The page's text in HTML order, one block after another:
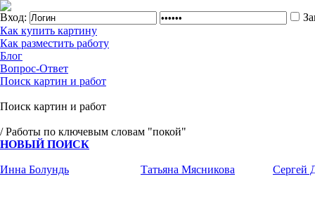
Вход:
Как купить картину
Как разместить работу
Блог
Вопрос-Ответ
Поиск картин и работ
Поиск картин и работ
/ Работы по ключевым словам "покой"
НОВЫЙ ПОИСК
Инна Болундь Татьяна Мясникова Сергей